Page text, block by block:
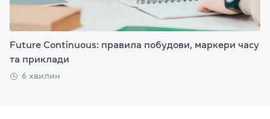
Future Continuous: правила побудови, маркери часу
та приклади
6 хвилин